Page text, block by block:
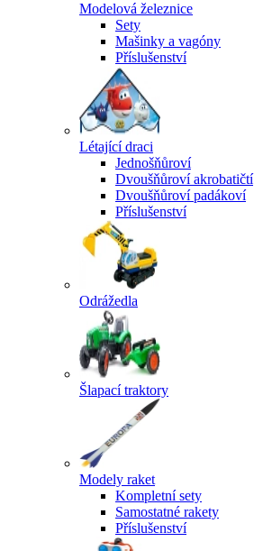
Modelová železnice
Sety
Mašinky a vagóny
Příslušenství
Létající draci
Jednošňůroví
Dvoušňůroví akrobatičtí
Dvoušňůroví padákoví
Příslušenství
Odrážedla
Šlapací traktory
Modely raket
Kompletní sety
Samostatné rakety
Příslušenství